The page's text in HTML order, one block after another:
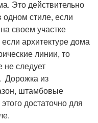
Это действительно
стиле, если
своем участке
архитектуре дома
линии, то
не следует
Дорожка из
штамбовые
достаточно для